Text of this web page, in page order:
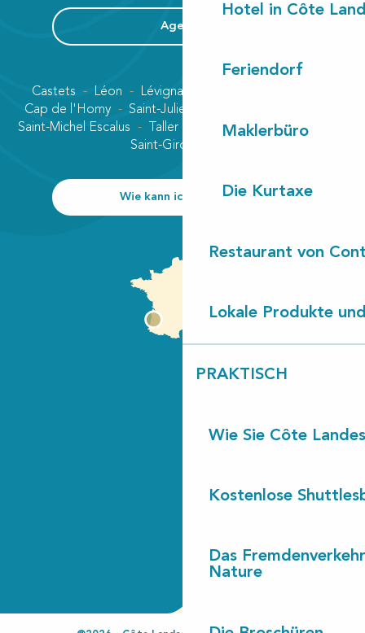
Hotel in Côte
Feriendorf
Maklerbüro
Die Kurtaxe
Restaurant von
Lokale Produkte
PRAKTISCH
Wie Sie Côte
Kostenlose
Das
Nature
Agenda
Castets Léon Lévignacq
Cap de l'Homy
Saint-Julien-en-Born
Saint-Michel Escalus
Taller
Vielle-Saint-Girons
Saint-Girons plage
Wie kann ich kommen?